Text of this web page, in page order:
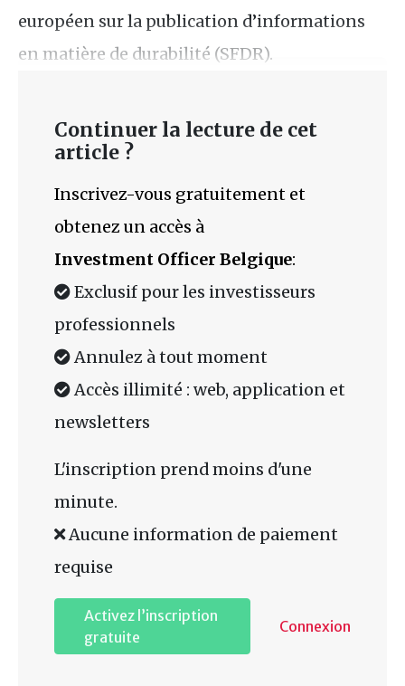
européen sur la publication d’informations
en matière de durabilité (SFDR).
Continuer la lecture de cet
article ?
Inscrivez-vous gratuitement et
obtenez un accès à
Investment Officer Belgique:
Exclusif pour les investisseurs
professionnels
Annulez à tout moment
Accès illimité : web, application et
newsletters
L'inscription prend moins d'une
minute.
Aucune information de paiement
requise
Activez l’inscription
gratuite
Connexion